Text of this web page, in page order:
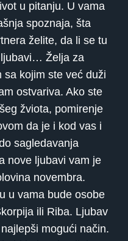
u pitanju. U vama
spoznaja, šta
želite, da li se tu
Želja za
sa kojim ste već duži
ostvariva. Ako ste
žviota, pomirenje
da je i kod vas i
sagledavanja
nove ljubavi vam je
novembra.
u vama bude osobe
ili Riba. Ljubav
mogući način.